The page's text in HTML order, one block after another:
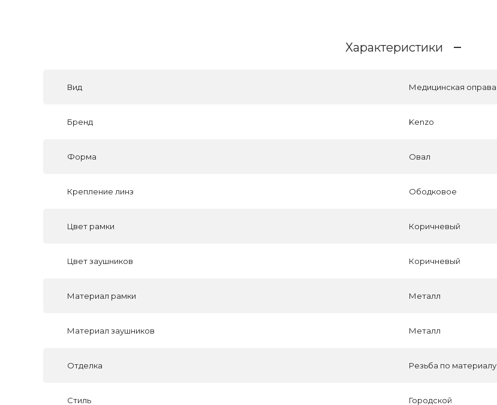
Характеристики
Вид Медицинская оправа
Бренд Kenzo
Форма Овал
Крепление линз Ободковое
Цвет рамки Коричневый
Цвет заушников Коричневый
Материал рамки Металл
Материал заушников Металл
Отделка Резьба по материалу
Стиль Городской